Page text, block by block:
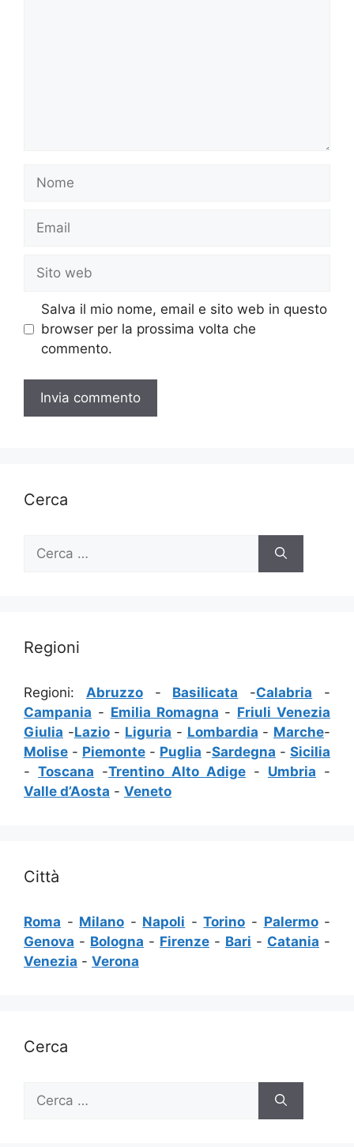
Nome
Email
Sito
web
Salva il mio nome, email e sito web in questo
browser per la prossima volta che
commento.
Cerca
per:
Regioni
Regioni: Abruzzo- Basilicata -Calabria -
Campania - Emilia Romagna - Friuli Venezia
Giulia -Lazio- Liguria - Lombardia - Marche-
Molise - Piemonte - Puglia -Sardegna - Sicilia
- Toscana -Trentino Alto Adige - Umbria -
Valle d’Aosta - Veneto
Città
Roma - Milano - Napoli -Torino - Palermo-
Genova - Bologna - Firenze - Bari - Catania -
Venezia - Verona
Cerca
per: